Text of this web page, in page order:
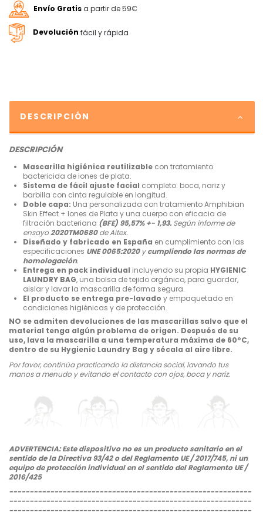
Envío Gratisa partir de 59€
Devolución fácil y rápida
DESCRIPCIÓN
DESCRIPCIÓN
Mascarilla higiénica reutilizable con tratamiento
bactericida de iones de plata.
Sistema de fácil ajuste facial completo: boca, nariz y
barbilla con cinta regulable en longitud.
Doble capa: Una personalizada con tratamiento Amphibian
Skin Effect + Iones de Plata y una cuerpo con eficacia de
filtración bacteriana (BFE) 95,57% +- 1,93. Según informe de
ensayo2020TM0680de Aitex.
Diseñado y fabricado en España en cumplimiento con las
especificaciones UNE 0065:2020 ycumpliendo las normas de
homologación.
Entrega en pack individual incluyendo su propia HYGIENIC
LAUNDRY BAG, una bolsa de tejido orgánico, para guardar,
aislar y lavar la mascarilla de forma segura.
El producto se entrega pre-lavado y empaquetado en
condiciones higiénicas y de protección.
NO se admiten devoluciones de las mascarillas salvo que el
material tenga algún problema de origen. Después de su
uso, lava la mascarilla a una temperatura máxima de 60ºC,
dentro de su Hygienic Laundry Bag y sécala al aire libre.
Por favor, continúa practicando la distancia social, lavando tus
manos a menudo y evitando el contacto con ojos, boca y nariz.
ADVERTENCIA: Este dispositivo no es un producto sanitario en el
sentido de la Directiva 93/42 o del Reglamento UE / 2017/745, ni un
equipo de protección individual en el sentido del Reglamento UE /
2016/425
-----------------------------------------------------------
-----------------------------------------------------------
-----------------------------------------------------------